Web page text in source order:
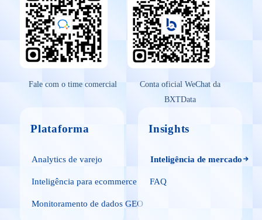
Fale com o time comercial
Conta oficial WeChat da
BXTData
Plataforma
Analytics de varejo
Inteligência para ecommerce
Monitoramento de dados GEO
Insights
Inteligência de mercado
FAQ